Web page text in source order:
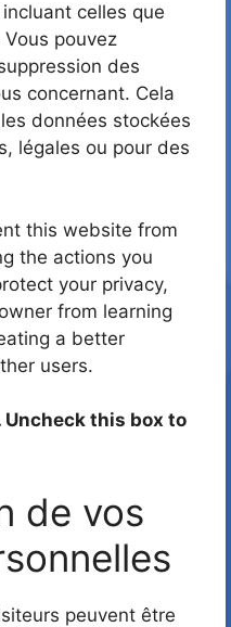
celles que
pouvez
des
concernant. Cela
données stockées
légales ou pour des
this website from
the actions you
your privacy,
from learning
a better
users.
Uncheck this box to
de vos
peuvent être